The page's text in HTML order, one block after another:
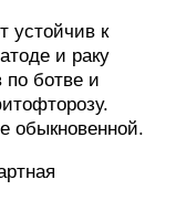
устойчив к
и раку
по ботве и
обыкновенной.